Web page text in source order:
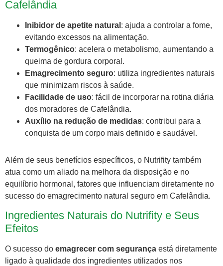
Cafelândia
Inibidor de apetite natural : ajuda a controlar a fome,
evitando excessos na alimentação.
Termogênico: acelera o metabolismo, aumentando a
queima de gordura corporal.
Emagrecimento seguro: utiliza ingredientes naturais
que minimizam riscos à saúde.
Facilidade de uso: fácil de incorporar na rotina diária
dos moradores de Cafelândia.
Auxílio na redução de medidas: contribui para a
conquista de um corpo mais definido e saudável.
Além de seus benefícios específicos, o Nutrifity também
atua como um aliado na melhora da disposição e no
equilíbrio hormonal, fatores que influenciam diretamente no
sucesso do emagrecimento natural seguro em Cafelândia.
Ingredientes Naturais do Nutrifity e Seus
Efeitos
O sucesso do emagrecer com segurança está diretamente
ligado à qualidade dos ingredientes utilizados nos